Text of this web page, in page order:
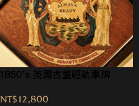
1850’s 英國古董輕軌車牌
NT$12,800